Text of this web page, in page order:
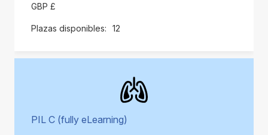
GBP £
12
PIL C (fully eLearning)